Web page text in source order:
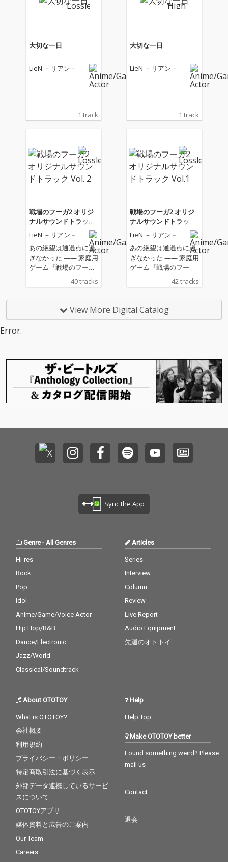
大切な一日
LieN －リアン－
1 track
大切な一日
LieN －リアン－
1 track
戦場のフーガ2 オリジ
ナルサウンドトラック
Vol. 2
LieN －リアン－
あの絶望は通過点に過
ぎなかった —— 家庭用
ゲーム『戦場のフーガ
２』のオリジナルサウ
ンドトラックVol.2 サウ
リアン－」によるエン
ディング「涙のチカ
曲（再生時間：70分40
秒）を収録。
40 tracks
戦場のフーガ2 オリジ
ナルサウンドトラック
Vol.1
LieN －リアン－
あの絶望は通過点に過
ぎなかった —— 家庭用
ゲーム『戦場のフーガ
２』のオリジナルサウ
ンドトラックVol.1 「Li
る主題歌のほか、80曲
を超える楽曲のうち前
42 tracks
View More Digital Catalog
Error.
Sync the App
Genre- All Genres
Hi-res
Rock
Pop
Idol
Anime/Game/Voice Actor
Hip Hop/R&B
Dance/Electronic
Jazz/World
Classical/Soundtrack
Articles
Series
Interview
Column
Review
Live Report
Audio Equipment
先週のオトトイ
About OTOTOY
What is OTOTOY?
会社概要
利用規約
プライバシー・ポリシー
特定商取引法に基づく表示
外部データ連携しているサービ
スについて
OTOTOYアプリ
媒体資料と広告のご案内
Our Team
Careers
Help
Help Top
Make OTOTOY better
Found something weird? Please
mail us
Contact
退会